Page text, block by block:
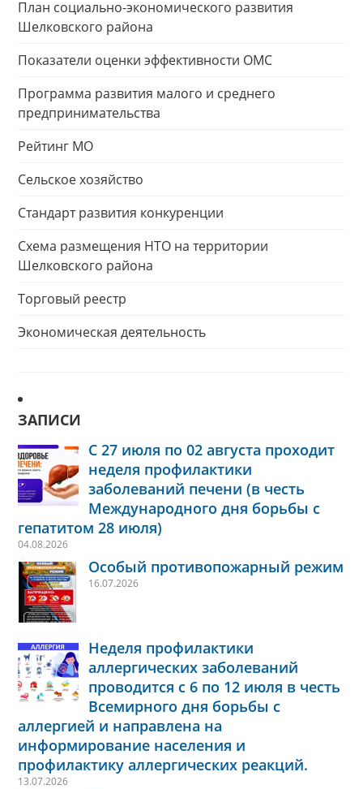
План социально-экономического развития
Шелковского района
Показатели оценки эффективности ОМС
Программа развития малого и среднего
предпринимательства
Рейтинг МО
Сельское хозяйство
Стандарт развития конкуренции
Схема размещения НТО на территории
Шелковского района
Торговый реестр
Экономическая деятельность
ЗАПИСИ
С 27 июля по 02 августа проходит
неделя профилактики
заболеваний печени (в честь
Международного дня борьбы с
гепатитом 28 июля)
04.08.2026
Особый противопожарный режим
16.07.2026
Неделя профилактики
аллергических заболеваний
проводится с 6 по 12 июля в честь
Всемирного дня борьбы с
аллергией и направлена на
информирование населения и
профилактику аллергических реакций.
13.07.2026